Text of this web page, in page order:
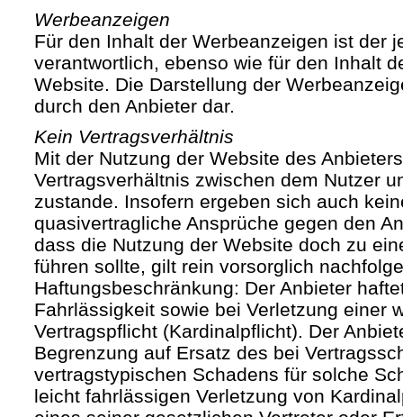
Werbeanzeigen
Für den Inhalt der Werbeanzeigen ist der
verantwortlich, ebenso wie für den Inhalt
Website. Die Darstellung der
durch den Anbieter dar.
Kein Vertragsverhältnis
Mit der Nutzung der Website des
Vertragsverhältnis zwischen dem Nutzer
zustande. Insofern ergeben sich auch
quasivertragliche Ansprüche gegen den
dass die Nutzung der Website doch zu
führen sollte, gilt rein vorsorglich
Haftungsbeschränkung: Der Anbieter
Fahrlässigkeit sowie bei Verletzung einer
Vertragspflicht (Kardinalpflicht). Der
Begrenzung auf Ersatz des bei
vertragstypischen Schadens für solche
leicht fahrlässigen Verletzung von